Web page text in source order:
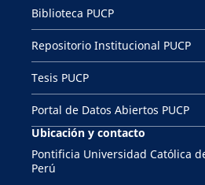
Biblioteca PUCP
Repositorio Institucional PUCP
Tesis PUCP
Portal de Datos Abiertos PUCP
Ubicación y contacto
Pontificia Universidad Católica
Perú